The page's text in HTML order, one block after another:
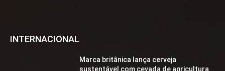
INTERNACIONAL
Marca britânica lança cerveja
sustentável com cevada de agricultura